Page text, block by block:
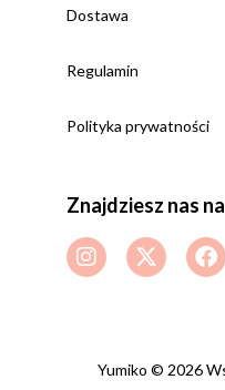
Dostawa
Regulamin
Polityka prywatności
Znajdziesz nas
Yumiko © 2026